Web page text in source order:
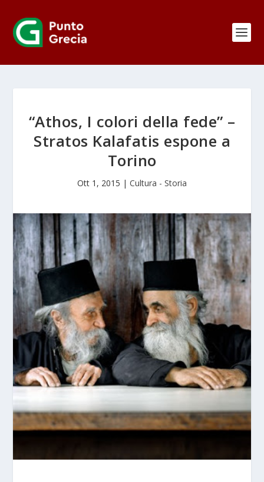
“Athos, I colori della fede” –
Stratos Kalafatis espone a
Torino
Ott 1, 2015 | Cultura - Storia